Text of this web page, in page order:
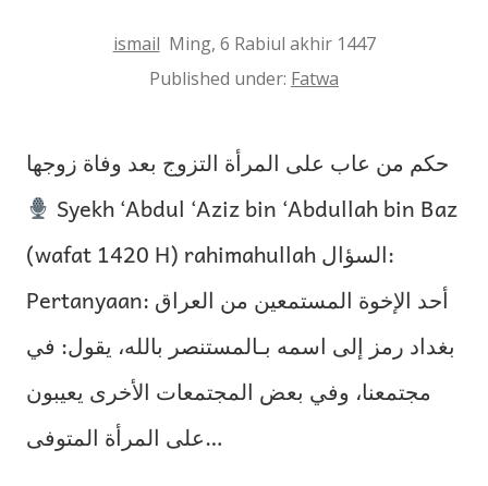
ismail Ming, 6 Rabiul akhir 1447
Published under: Fatwa
حكم من عاب على المرأة التزوج بعد وفاة زوجها
Syekh ‘Abdul ‘Aziz bin ‘Abdullah bin Baz
(wafat 1420 H) rahimahullah السؤال:
Pertanyaan: أحد الإخوة المستمعين من العراق
بغداد رمز إلى اسمه بـالمستنصر بالله، يقول: في
مجتمعنا، وفي بعض المجتمعات الأخرى يعيبون
على المرأة المتوفى…